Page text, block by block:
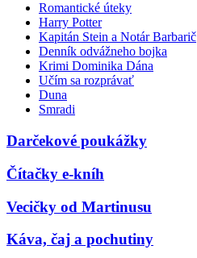
Romantické úteky
Harry Potter
Kapitán Stein a Notár Barbarič
Denník odvážneho bojka
Krimi Dominika Dána
Učím sa rozprávať
Duna
Smradi
Darčekové poukážky
Čítačky e-kníh
Vecičky od Martinusu
Káva, čaj a pochutiny